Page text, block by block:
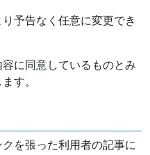
予告なく任意に変更でき
に同意しているものとみ
す。
を張った利用者の記事に